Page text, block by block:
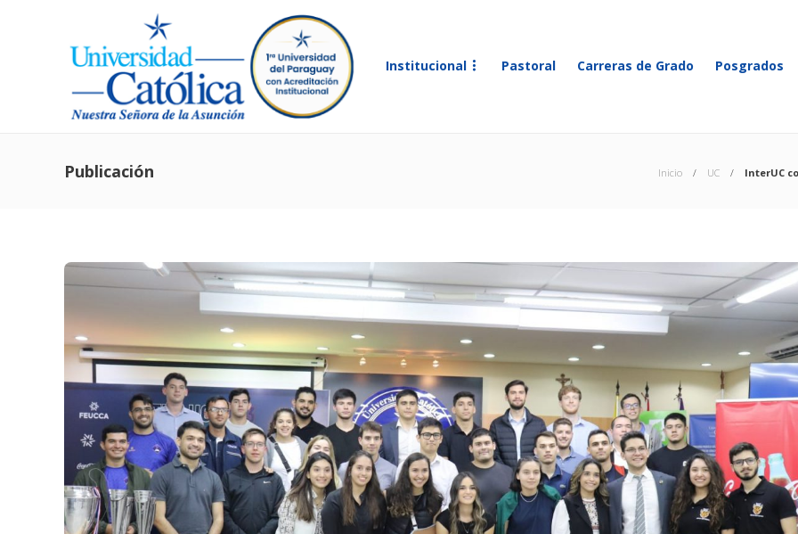
Institucional Pastoral Carreras de Grado Posgrados
Publicación Inicio UC InterUC